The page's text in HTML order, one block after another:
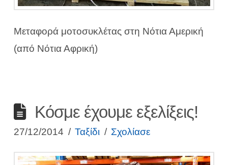
Μεταφορά μοτοσυκλέτας στη Νότια Αμερική
(από Νότια Αφρική)
Κόσμε έχουμε εξελίξεις!
27/12/2014 Ταξίδι Σχολίασε